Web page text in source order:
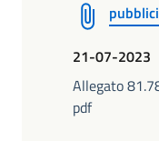
21-07-2023
Allegato
pdf